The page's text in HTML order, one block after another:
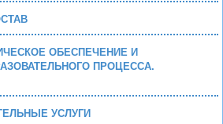
ОБЕСПЕЧЕНИЕ И
ПРОЦЕССА.
УСЛУГИ